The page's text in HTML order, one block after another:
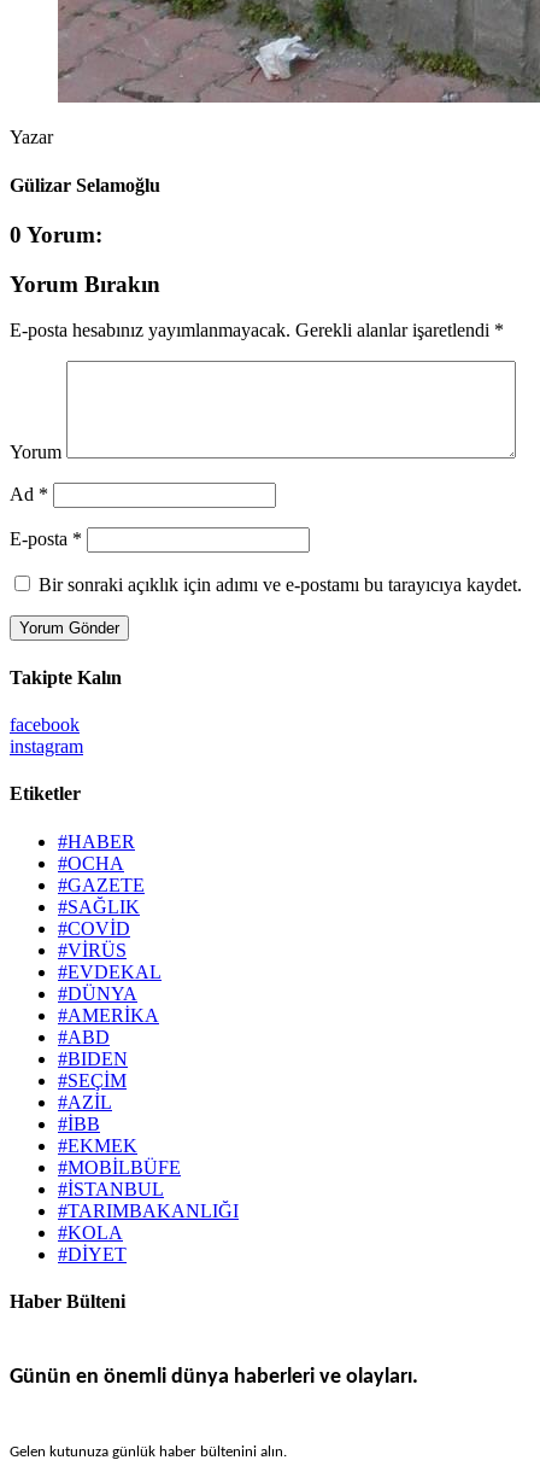
Yazar
Gülizar Selamoğlu
0 Yorum:
Yorum Bırakın
E-posta hesabınız yayımlanmayacak. Gerekli alanlar işaretlendi *
Yorum
Ad *
E-posta *
Bir sonraki açıklık için adımı ve e-postamı bu tarayıcıya kaydet.
Takipte Kalın
facebook
instagram
Etiketler
#HABER
#OCHA
#GAZETE
#SAĞLIK
#COVİD
#VİRÜS
#EVDEKAL
#DÜNYA
#AMERİKA
#ABD
#BIDEN
#SEÇİM
#AZİL
#İBB
#EKMEK
#MOBİLBÜFE
#İSTANBUL
#TARIMBAKANLIĞI
#KOLA
#DİYET
Haber Bülteni
Günün en önemli dünya haberleri ve olayları.
Gelen kutunuza günlük haber bültenini alın.